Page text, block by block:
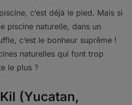
c’est déjà le pied. Mais si
piscine naturelle, dans un
c’est le bonheur suprême !
naturelles qui font trop
le plus ?
(Yucatan,